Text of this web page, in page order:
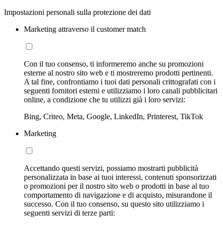
Impostazioni personali sulla protezione dei dati
Marketing attraverso il customer match
Con il tuo consenso, ti informeremo anche su promozioni
esterne al nostro sito web e ti mostreremo prodotti pertinenti.
A tal fine, confrontiamo i tuoi dati personali crittografati con i
seguenti fornitori esterni e utilizziamo i loro canali pubblicitari
online, a condizione che tu utilizzi già i loro servizi:
Bing, Criteo, Meta, Google, LinkedIn, Printerest, TikTok
Marketing
Accettando questi servizi, possiamo mostrarti pubblicità
personalizzata in base ai tuoi interessi, contenuti sponsorizzati
o promozioni per il nostro sito web o prodotti in base al tuo
comportamento di navigazione e di acquisto, misurandone il
successo. Con il tuo consenso, su questo sito utilizziamo i
seguenti servizi di terze parti: